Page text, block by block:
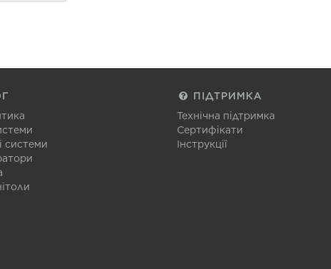
системи
ПІДТРИМКА
Технічна підтримка
Сертифікати
Інструкції